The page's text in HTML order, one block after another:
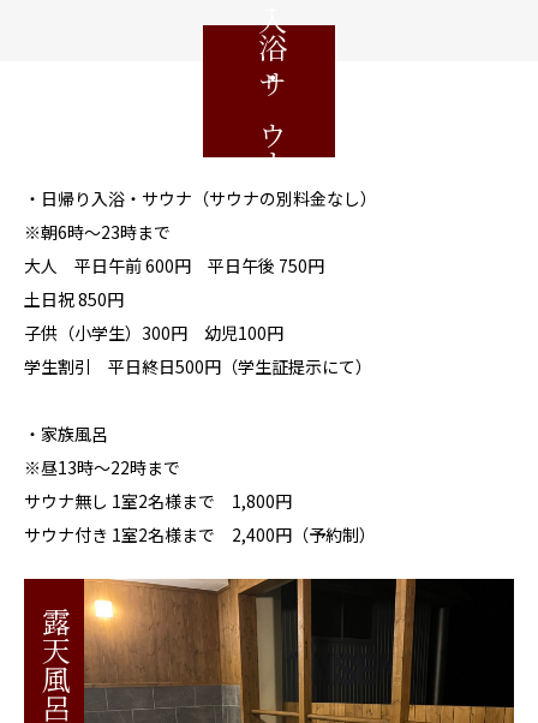
入浴・サウナ
・日帰り入浴・サウナ（サウナの別料金なし）
※朝6時〜23時まで
大人 平日午前 600円 平日午後 750円
土日祝 850円
子供（小学生）300円 幼児100円
学生割引 平日終日500円（学生証提示にて）
・家族風呂
※昼13時〜22時まで
サウナ無し 1室2名様まで 1,800円
サウナ付き 1室2名様まで 2,400円（予約制）
露天風呂